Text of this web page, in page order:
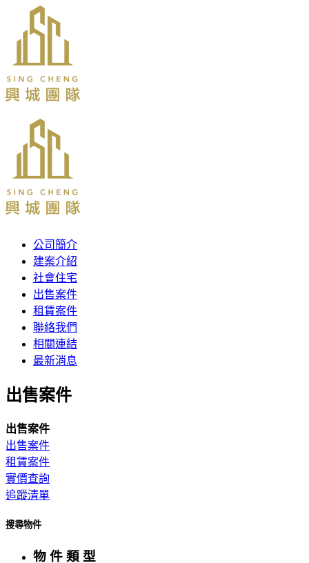
公司簡介
建案介紹
社會住宅
出售案件
租賃案件
聯絡我們
相關連結
最新消息
出售案件
出售案件
出售案件
租賃案件
實價查詢
追蹤清單
搜尋物件
物 件 類 型